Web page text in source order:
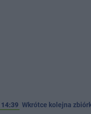
14:39 Wkrótce kolejna